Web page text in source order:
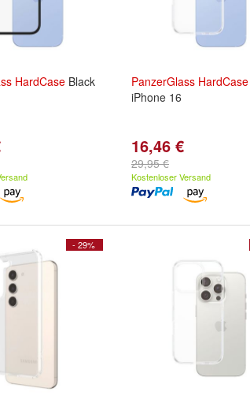
HardCase Black
PanzerGlass HardCase
iPhone 16
16,46 €
29,95 €
Kostenloser Versand
- 29%